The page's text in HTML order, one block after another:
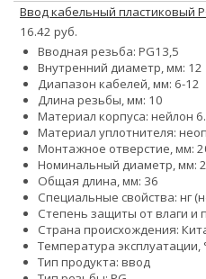
Ввод кабельный пластиковый
16.42 руб.
Вводная резьба: PG13,5
Внутренний диаметр, мм: 12
Диапазон кабелей, мм: 6-12
Длина резьбы, мм: 10
Материал корпуса: нейлон
Материал уплотнителя:
Монтажное отверстие, мм:
Номинальный диаметр, мм:
Общая длина, мм: 36
Специальные свойства: нг
Степень защиты от влаги и
Страна происхождения:
Температура эксплуатации,
Тип продукта: ввод